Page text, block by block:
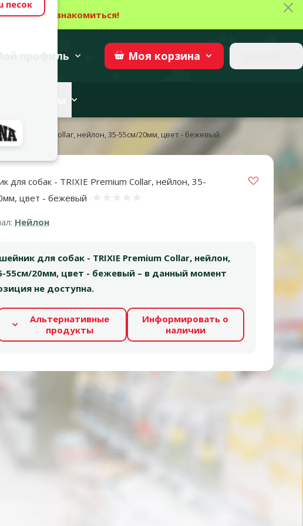
🍖 → Ознакомиться!
2027 Участвовать
профиль Моя корзина
песок
Premium Collar, нейлон, 35-55см/20мм, цвет - бежевый
для собак - TRIXIE Premium Collar, нейлон, 35-
цвет - бежевый
Нейлон
для собак - TRIXIE Premium Collar, нейлон,
55см/20мм, цвет - бежевый – в данный момент
не доступна.
Альтернативные
продукты
Информировать о
наличии